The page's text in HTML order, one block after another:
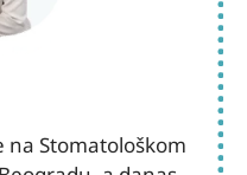
na Stomatološkom